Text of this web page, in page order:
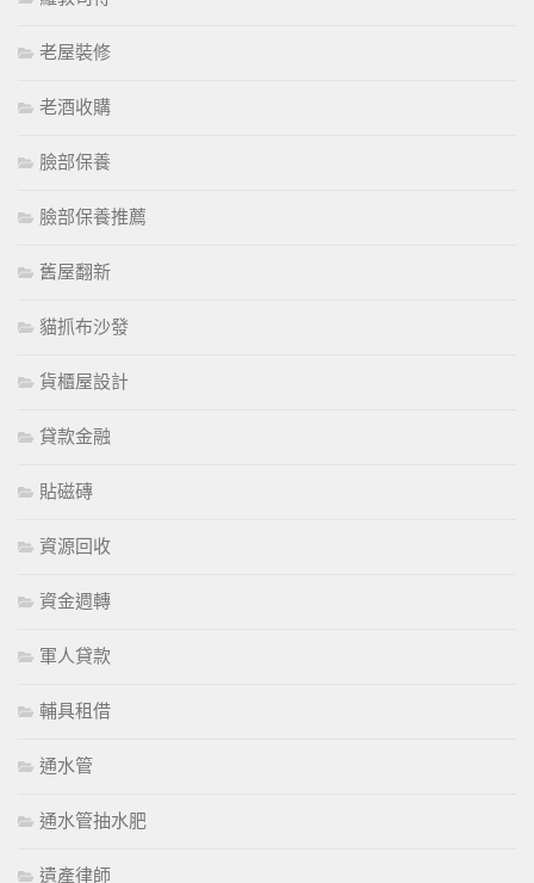
老屋裝修
老酒收購
臉部保養
臉部保養推薦
舊屋翻新
貓抓布沙發
貨櫃屋設計
貸款金融
貼磁磚
資源回收
資金週轉
軍人貸款
輔具租借
通水管
通水管抽水肥
遺產律師